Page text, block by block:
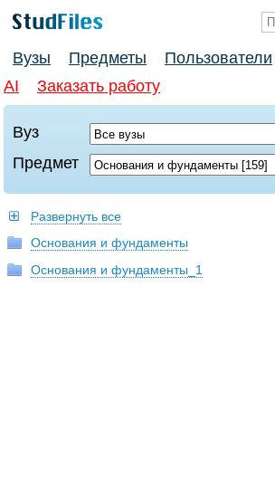
Вузы Предметы Пользователи
AI
Заказать работу
Вуз
Предмет
Развернуть все
Основания и фундаменты
Основания и фундаменты_1